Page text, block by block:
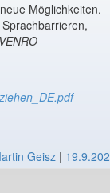
Möglichkeiten.
Geisz |